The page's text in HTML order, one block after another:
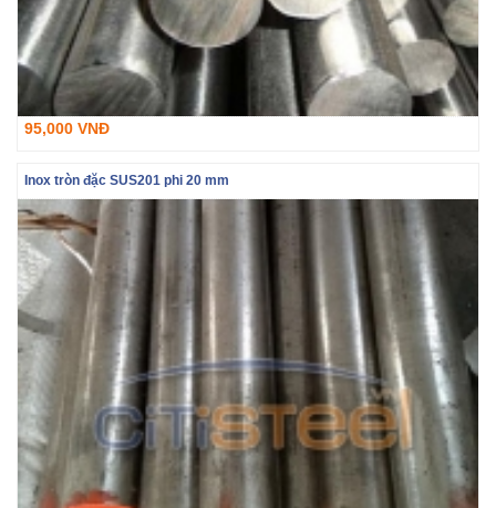
95,000 VNĐ
Inox tròn đặc SUS201 phi 20 mm